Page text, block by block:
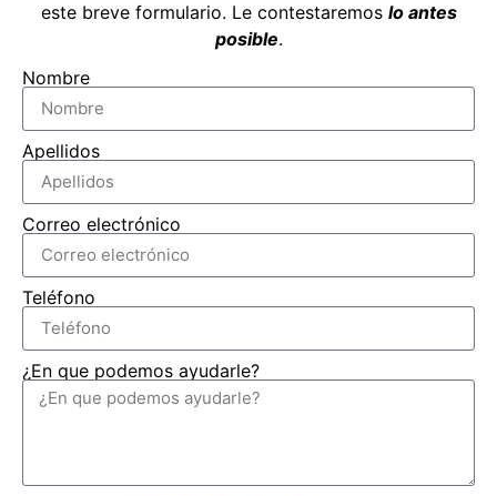
este breve formulario. Le contestaremos lo antes
posible.
Nombre
Apellidos
Correo electrónico
Teléfono
¿En que podemos ayudarle?